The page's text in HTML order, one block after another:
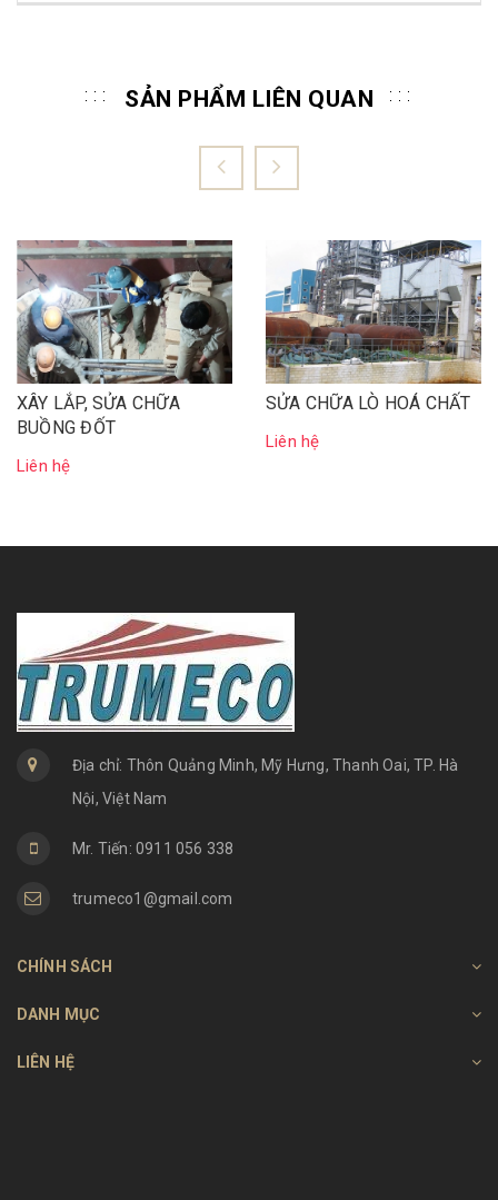
SẢN PHẨM LIÊN QUAN
XÂY LẮP, SỬA CHỮA
BUỒNG ĐỐT
Liên hệ
SỬA CHỮA LÒ HOÁ CHẤT
Liên hệ
Địa chỉ: Thôn Quảng Minh, Mỹ Hưng, Thanh Oai, TP. Hà
Nội, Việt Nam
Mr. Tiến: 0911 056 338
trumeco1@gmail.com
CHÍNH SÁCH
DANH MỤC
LIÊN HỆ